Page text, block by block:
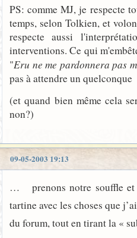
PS: comme MJ, je respecte
temps, selon Tolkien, et
respecte aussi
interventions. Ce qui
"Eru ne me pardonnera pas
pas à attendre un
(et quand bien même cela
non?)
09-05-2003 19:13
…
prenons notre souffle
tartine avec les choses que
du forum, tout en tirant la «